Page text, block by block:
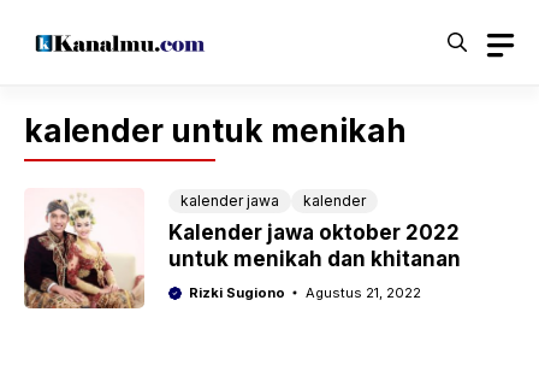
kalender untuk menikah
kalender jawa kalender
Kalender jawa oktober 2022
untuk menikah dan khitanan
Rizki Sugiono Agustus 21, 2022